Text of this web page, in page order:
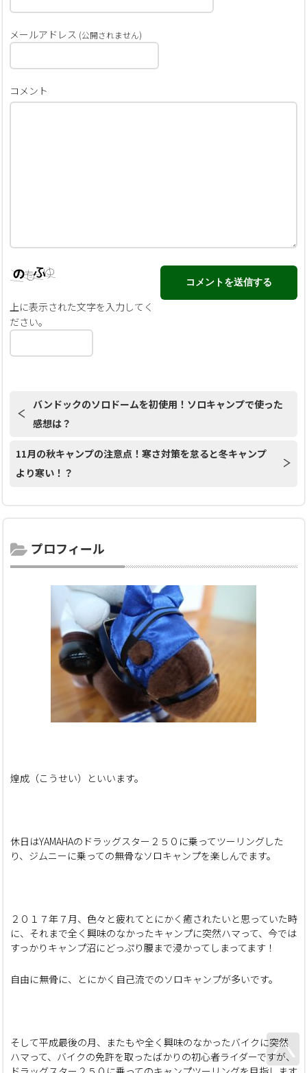
メールアドレス (公開されません)
コメント
上に表示された文字を入力してく
ださい。
バンドックのソロドームを初使用！ソロキャンプで使った
感想は？
11月の秋キャンプの注意点！寒さ対策を怠ると冬キャンプ
より寒い！？
プロフィール
煌成（こうせい）といいます。
休日はYAMAHAのドラッグスター２５０に乗ってツーリングした
り、ジムニーに乗っての無骨なソロキャンプを楽しんでます。
２０１７年７月、色々と疲れてとにかく癒されたいと思っていた時
に、それまで全く興味のなかったキャンプに突然ハマって、今では
すっかりキャンプ沼にどっぷり腰まで浸かってしまってます！
自由に無骨に、とにかく自己流でのソロキャンプが多いです。
そして平成最後の月、またもや全く興味のなかったバイクに突然
ハマって、バイクの免許を取ったばかりの初心者ライダーですが、